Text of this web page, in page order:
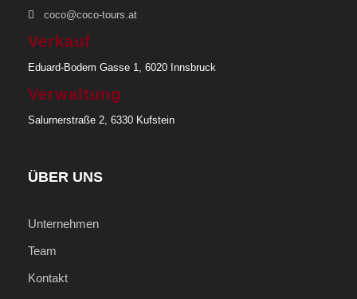
coco@coco-tours.at
Verkauf
Eduard-Bodem Gasse 1, 6020 Innsbruck
Verwaltung
Salurnerstraße 2, 6330 Kufstein
ÜBER UNS
Unternehmen
Team
Kontakt